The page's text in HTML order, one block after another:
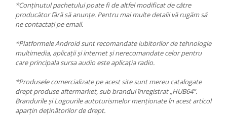
*Conținutul pachetului poate fi de altfel modificat de către
producător fără să anunțe. Pentru mai multe detalii vă rugăm să
ne contactați pe email.
*Platformele Android sunt recomandate iubitorilor de tehnologie
multimedia, aplicații și internet și nerecomandate celor pentru
care principala sursa audio este aplicația radio.
*Produsele comercializate pe acest site sunt mereu catalogate
drept produse aftermarket, sub brandul înregistrat „HUB64”.
Brandurile și Logourile autoturismelor menționate în acest articol
aparțin deținătorilor de drept.